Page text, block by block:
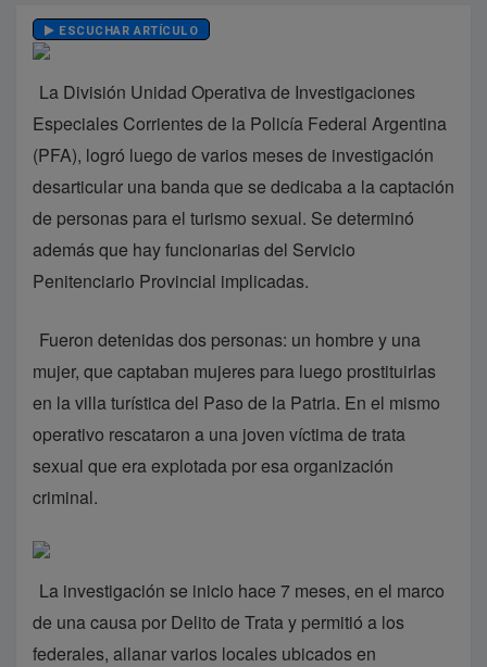
ESCUCHAR ARTÍCULO
La División Unidad Operativa de Investigaciones
Especiales Corrientes de la Policía Federal Argentina
(PFA), logró luego de varios meses de investigación
desarticular una banda que se dedicaba a la captación
de personas para el turismo sexual. Se determinó
además que hay funcionarias del Servicio
Penitenciario Provincial implicadas.
Fueron detenidas dos personas: un hombre y una
mujer, que captaban mujeres para luego prostituirlas
en la villa turística del Paso de la Patria. En el mismo
operativo rescataron a una joven víctima de trata
sexual que era explotada por esa organización
criminal.
La investigación se inicio hace 7 meses, en el marco
de una causa por Delito de Trata y permitió a los
federales, allanar varios locales ubicados en